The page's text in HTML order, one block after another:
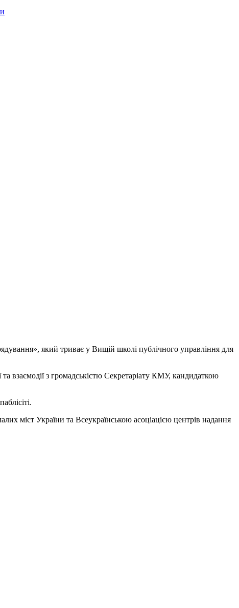
який триває у Вищій школі публічного управління для
взаємодії з громадськістю Секретаріату КМУ, кандидаткою
України та Всеукраїнською асоціацією центрів надання